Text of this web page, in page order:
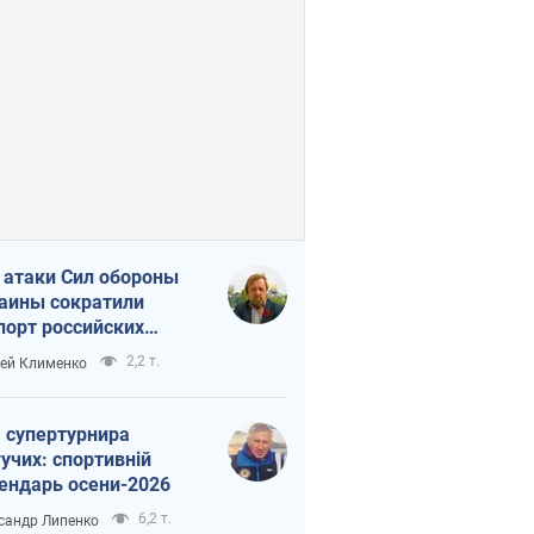
Сил обороны
сократили
российских
Клименко 2,2 т.
спортивній
осени-2026
Липенко 6,2 т.